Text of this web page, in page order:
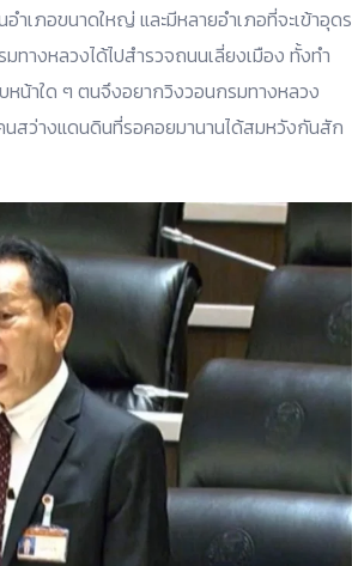
เภอขนาดใหญ่ และมีหลายอำเภอที่จะเข้าอุดร
ทางหลวงได้ไปสำรวจถนนเลี่ยงเมือง ทั้งทำ
หน้าใด ๆ ตนจึงอยากวิงวอนกรมทางหลวง
นสว่างแดนดินที่รอคอยมานานได้สมหวังกันสัก